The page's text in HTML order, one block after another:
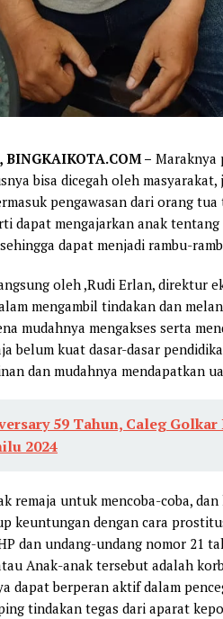
BINGKAIKOTA.COM– Maraknya
bisa dicegah oleh
pengawasan dari orang
dapat mengajarkan anak
dapat menjadi rambu-
oleh ,Rudi Erlan, direktur
mengambil tindakan dan
mudahnya mengakses serta
belum kuat dasar-dasar
dan mudahnya mendapatkan
59 Tahun, Caleg
2024
remaja untuk mencoba-coba,
keuntungan dengan cara
dan undang-undang nomor 21
Anak-anak tersebut adalah
dapat berperan aktif dalam
tindakan tegas dari aparat